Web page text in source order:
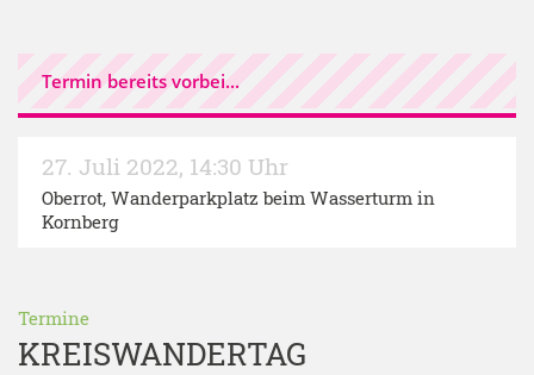
Termin bereits vorbei...
27. Juli 2022, 14:30 Uhr
Oberrot, Wanderparkplatz beim Wasserturm in
Kornberg
Termine
KREISWANDERTAG